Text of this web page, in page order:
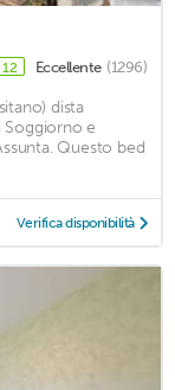
12 Eccellente (1296)
dista
Soggiorno e
Questo bed
Verifica disponibilità